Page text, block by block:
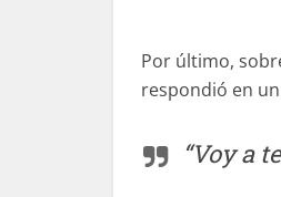
Por último,
respondió en
“Voy a